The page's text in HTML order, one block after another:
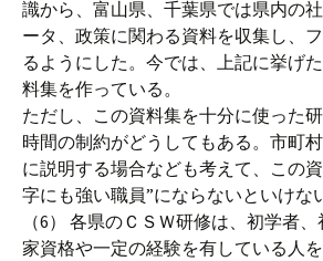
識から、富山県、千葉県では県内の
ータ、政策に関わる資料を収集し、
るようにした。今では、上記に挙げ
料集を作っている。
ただし、この資料集を十分に使った研
時間の制約がどうしてもある。市町
に説明する場合なども考えて、この
字にも強い職員”にならないといけな
（6） 各県のＣＳＷ研修は、初学者
家資格や一定の経験を有している人